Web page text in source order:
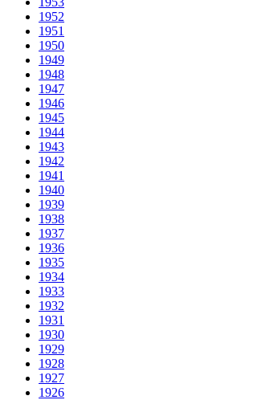
1952
1951
1950
1949
1948
1947
1946
1945
1944
1943
1942
1941
1940
1939
1938
1937
1936
1935
1934
1933
1932
1931
1930
1929
1928
1927
1926